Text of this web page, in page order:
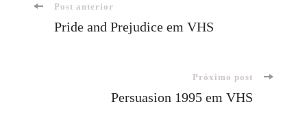
Navegação
Post anterior
Pride and Prejudice em VHS
Próximo post
Persuasion 1995 em VHS